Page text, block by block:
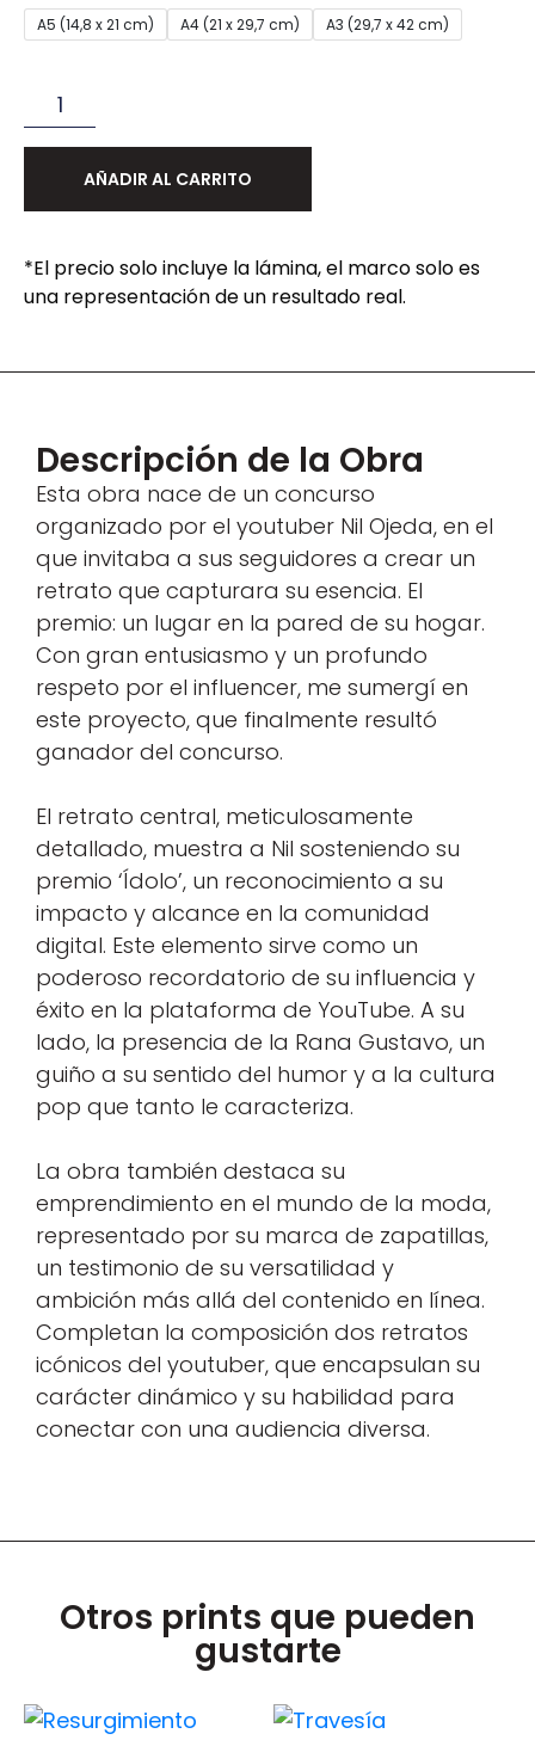
A5 (14,8 x 21 cm) A4 (21 x 29,7 cm) A3 (29,7 x 42 cm)
AÑADIR AL CARRITO
*El precio solo incluye la lámina, el marco solo es
una representación de un resultado real.
Descripción de la Obra
Esta obra nace de un concurso
organizado por el youtuber Nil Ojeda, en el
que invitaba a sus seguidores a crear un
retrato que capturara su esencia. El
premio: un lugar en la pared de su hogar.
Con gran entusiasmo y un profundo
respeto por el influencer, me sumergí en
este proyecto, que finalmente resultó
ganador del concurso.
El retrato central, meticulosamente
detallado, muestra a Nil sosteniendo su
premio ‘Ídolo’, un reconocimiento a su
impacto y alcance en la comunidad
digital. Este elemento sirve como un
poderoso recordatorio de su influencia y
éxito en la plataforma de YouTube. A su
lado, la presencia de la Rana Gustavo, un
guiño a su sentido del humor y a la cultura
pop que tanto le caracteriza.
La obra también destaca su
emprendimiento en el mundo de la moda,
representado por su marca de zapatillas,
un testimonio de su versatilidad y
ambición más allá del contenido en línea.
Completan la composición dos retratos
icónicos del youtuber, que encapsulan su
carácter dinámico y su habilidad para
conectar con una audiencia diversa.
Otros prints que pueden
gustarte